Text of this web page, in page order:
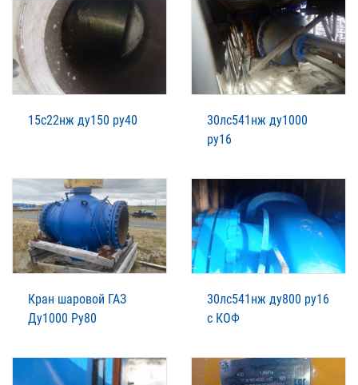
15с22нж ду150 ру40
30лс541нж ду1000
ру16
Кран шаровой ГАЗ
Ду1000 Ру80
30лс541нж ду800 ру16
с КОФ